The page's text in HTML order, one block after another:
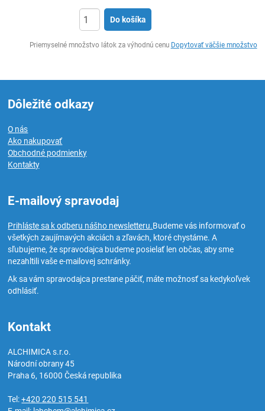
Do košíka
Priemyselné množstvo látok za výhodnú cenu Dopytovať väčšie množstvo
Dôležité odkazy
O nás
Ako nakupovať
Obchodné podmienky
Kontakty
E-mailový spravodaj
Prihláste sa k odberu nášho newsletteru.Budeme vás informovať o
všetkých zaujímavých akciách a zľavách, ktoré chystáme. A
sľubujeme, že spravodajca budeme posielať len občas, aby sme
nezahltili vaše e-mailovej schránky.
Ak sa vám spravodajca prestane páčiť, máte možnosť sa kedykoľvek
odhlásiť.
Kontakt
ALCHIMICA s.r.o.
Národní obrany 45
Praha 6, 16000Česká republika
Tel:+420 220 515 541